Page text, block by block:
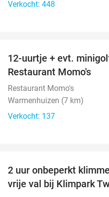
Verkocht: 448
12-uurtje + evt.
Restaurant Momo's
Restaurant Momo's
Warmenhuizen (7 km)
Verkocht: 137
2 uur onbeperkt
vrije val bij Klimpark